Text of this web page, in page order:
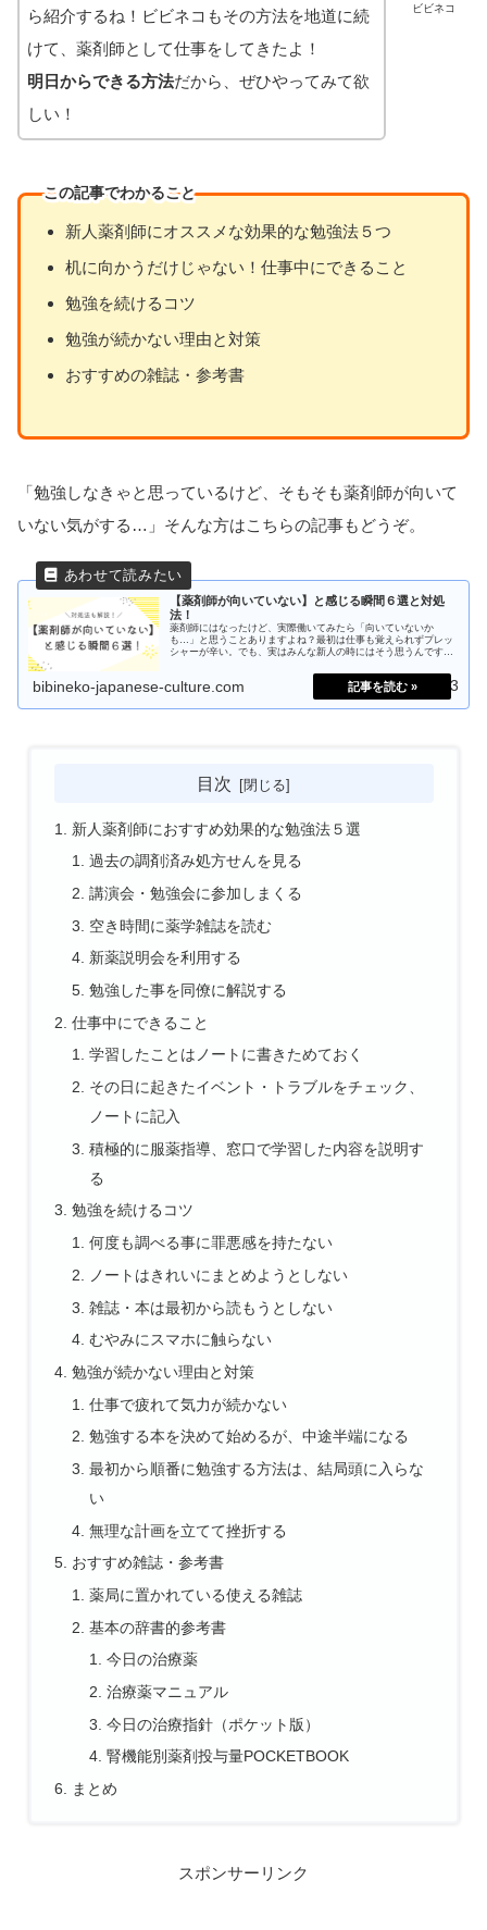
ビビネコ
ら紹介するね！ビビネコもその方法を地道に続
けて、薬剤師として仕事をしてきたよ！
明日からできる方法だから、ぜひやってみて欲
しい！
この記事でわかること
新人薬剤師にオススメな効果的な勉強法５つ
机に向かうだけじゃない！仕事中にできること
勉強を続けるコツ
勉強が続かない理由と対策
おすすめの雑誌・参考書
「勉強しなきゃと思っているけど、そもそも薬剤師が向いて
いない気がする…」そんな方はこちらの記事もどうぞ。
【薬剤師が向いていない】と感じる瞬間６選と対処
法！
薬剤師にはなったけど、実際働いてみたら「向いていないか
も…」と思うことありますよね？最初は仕事も覚えられずプレッ
シャーが辛い。でも、実はみんな新人の時にはそう思うんです。
bibineko-japanese-culture.com 2025.05.13
目次
新人薬剤師におすすめ効果的な勉強法５選
過去の調剤済み処方せんを見る
講演会・勉強会に参加しまくる
空き時間に薬学雑誌を読む
新薬説明会を利用する
勉強した事を同僚に解説する
仕事中にできること
学習したことはノートに書きためておく
その日に起きたイベント・トラブルをチェック、
ノートに記入
積極的に服薬指導、窓口で学習した内容を説明す
る
勉強を続けるコツ
何度も調べる事に罪悪感を持たない
ノートはきれいにまとめようとしない
雑誌・本は最初から読もうとしない
むやみにスマホに触らない
勉強が続かない理由と対策
仕事で疲れて気力が続かない
勉強する本を決めて始めるが、中途半端になる
最初から順番に勉強する方法は、結局頭に入らな
い
無理な計画を立てて挫折する
おすすめ雑誌・参考書
薬局に置かれている使える雑誌
基本の辞書的参考書
今日の治療薬
治療薬マニュアル
今日の治療指針（ポケット版）
腎機能別薬剤投与量POCKETBOOK
まとめ
スポンサーリンク